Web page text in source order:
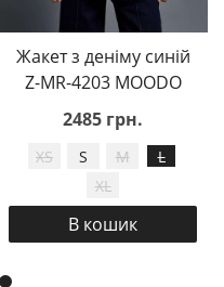
Жакет з деніму синій
Z-MR-4203 MOODO
2485 грн.
XS S M
L
XL
В кошик